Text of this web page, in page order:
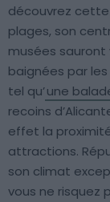
découvrez cette
plages, son
musées sauront
baignées par les
tel qu’une
recoins
effet la
attractions.
son climat
vous ne risquez